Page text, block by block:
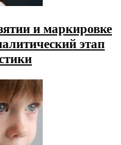
и маркировке
этап